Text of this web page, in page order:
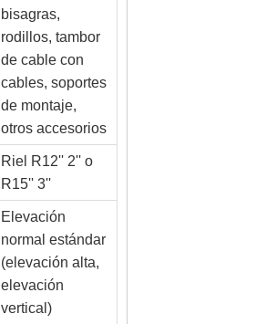
bisagras,
rodillos, tambor
de cable con
cables, soportes
de montaje,
otros accesorios
Riel R12'' 2'' o
R15'' 3''
Elevación
normal estándar
(elevación alta,
elevación
vertical)